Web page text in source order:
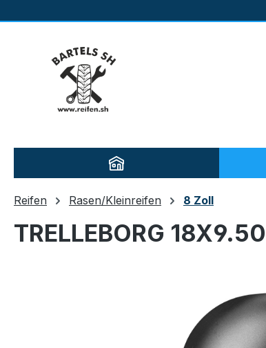
Reifen Rasen/Kleinreifen 8 Zoll
TRELLEBORG